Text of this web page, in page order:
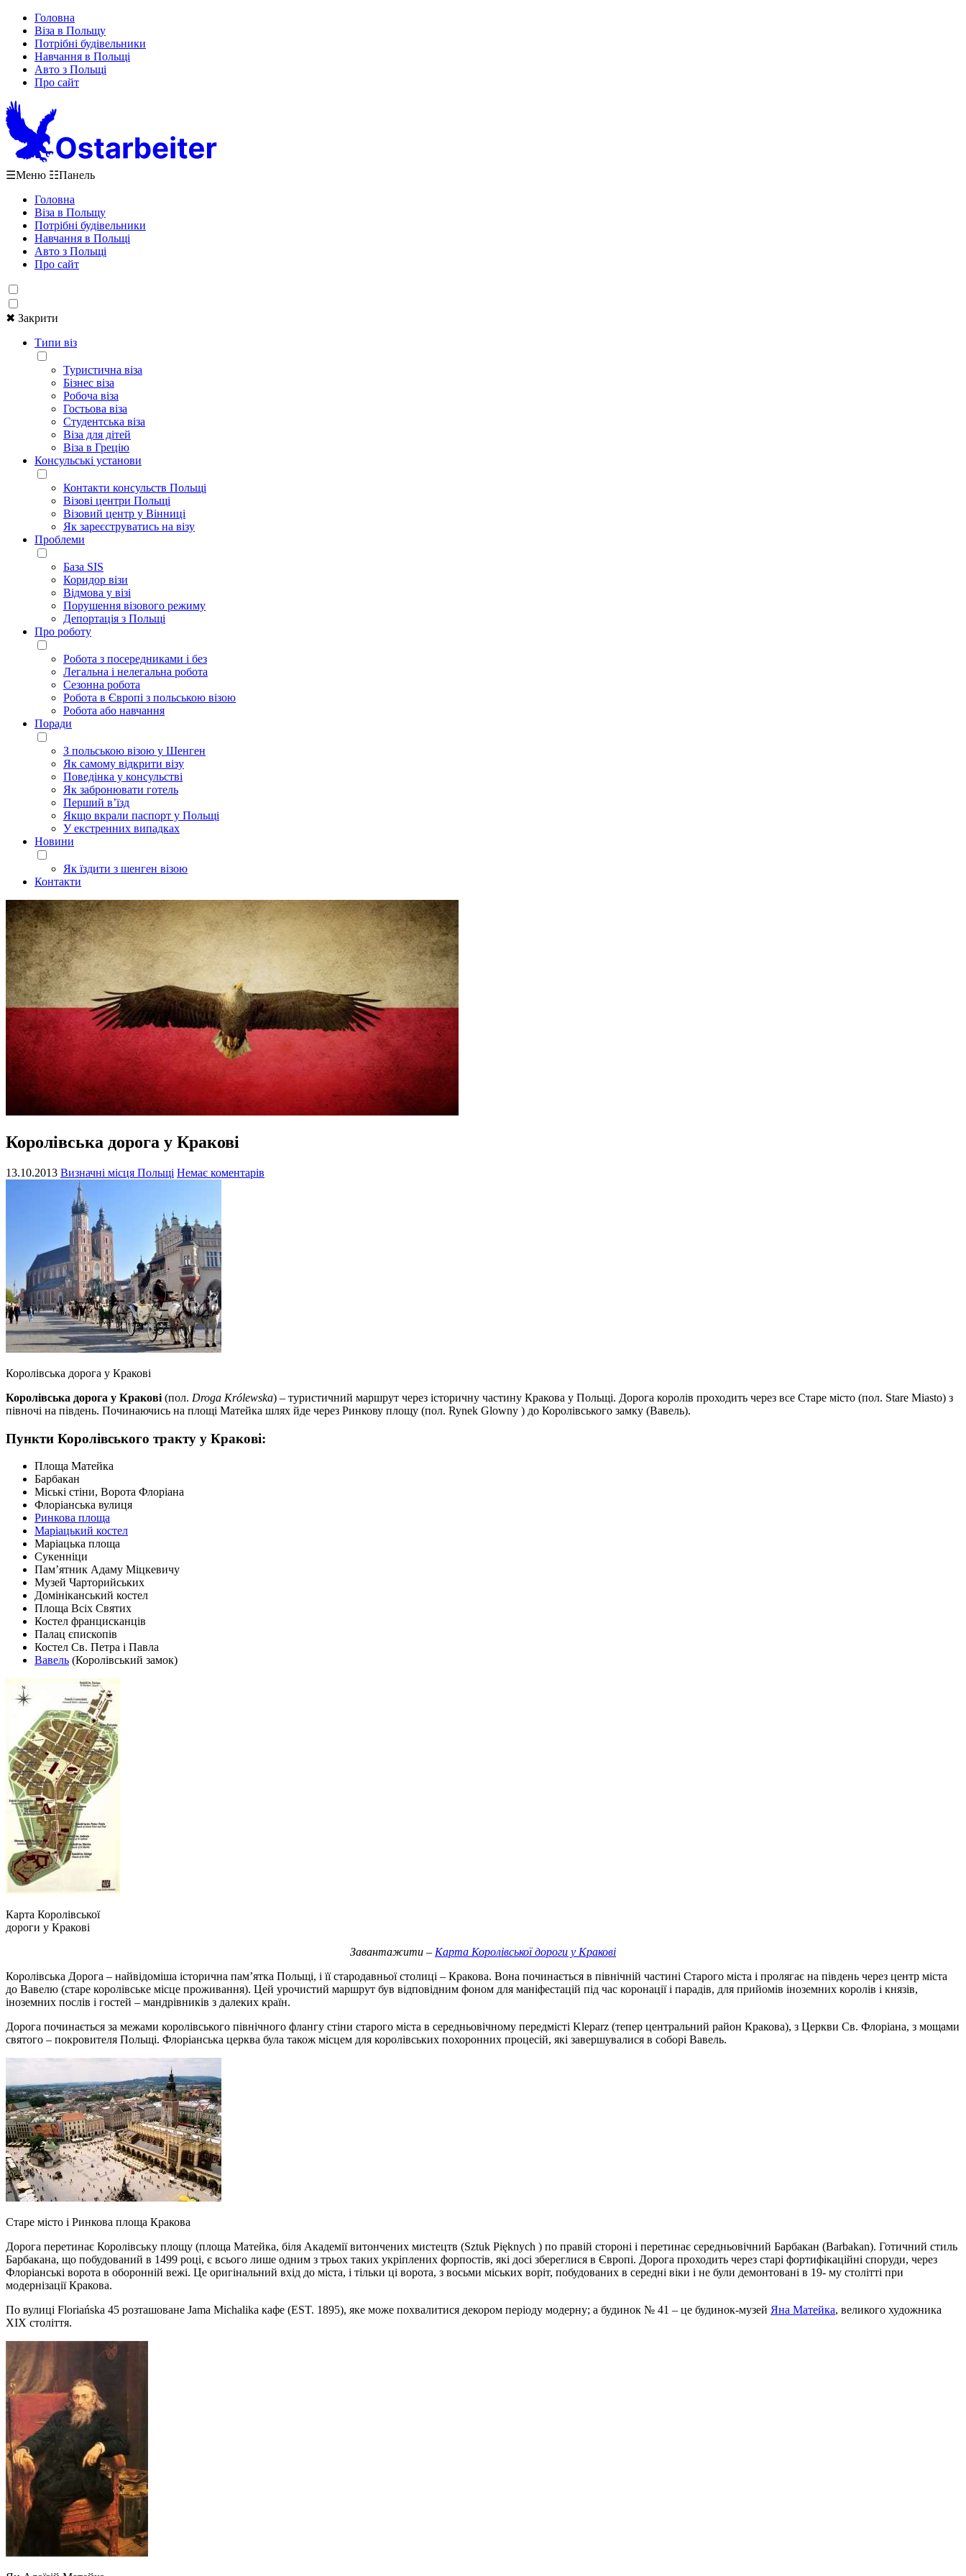
Головна
Віза в Польщу
Потрібні будівельники
Навчання в Польщі
Авто з Польщі
Про сайт
☰Меню ☷Панель
Головна
Віза в Польщу
Потрібні будівельники
Навчання в Польщі
Авто з Польщі
Про сайт
✖ Закрити
Типи віз
Туристична віза
Бізнес віза
Робоча віза
Гостьова віза
Студентська віза
Віза для дітей
Віза в Грецію
Консульські установи
Контакти консульств Польщі
Візові центри Польщі
Візовий центр у Вінниці
Як зареєструватись на візу
Проблеми
База SIS
Коридор візи
Відмова у візі
Порушення візового режиму
Депортація з Польщі
Про роботу
Робота з посередниками і без
Легальна і нелегальна робота
Сезонна робота
Робота в Європі з польською візою
Робота або навчання
Поради
З польською візою у Шенген
Як самому відкрити візу
Поведінка у консульстві
Як забронювати готель
Перший в’їзд
Якщо вкрали паспорт у Польщі
У екстренних випадках
Новини
Як їздити з шенген візою
Контакти
Королівська дорога у Кракові
13.10.2013 Визначні місця Польщі Немає коментарів
Королівська дорога у Кракові
Королівська дорога у Кракові (пол. Droga Królewska) – туристичний маршрут через історичну частину Кракова у Польщі. Дорога королів проходить через все Старе місто (пол. Stare Miasto) з
півночі на південь. Починаючись на площі Матейка шлях йде через Ринкову площу (пол. Rynek Glowny ) до Королівського замку (Вавель).
Пункти Королівського тракту у Кракові:
Площа Матейка
Барбакан
Міські стіни, Ворота Флоріана
Флоріанська вулиця
Ринкова площа
Маріацький костел
Маріацька площа
Сукенніци
Пам’ятник Адаму Міцкевичу
Музей Чарторийських
Домініканський костел
Площа Всіх Святих
Костел францисканців
Палац єпископів
Костел Св. Петра і Павла
Вавель (Королівський замок)
Карта Королівської
дороги у Кракові
Завантажити – Карта Королівської дороги у Кракові
Королівська Дорога – найвідоміша історична пам’ятка Польщі, і її стародавньої столиці – Кракова. Вона починається в північній частині Старого міста і пролягає на південь через центр міста
до Вавелю (старе королівське місце проживання). Цей урочистий маршрут був відповідним фоном для маніфестацій під час коронації і парадів, для прийомів іноземних королів і князів,
іноземних послів і гостей – мандрівників з далеких країн.
Дорога починається за межами королівського північного флангу стіни старого міста в середньовічному передмісті Kleparz (тепер центральний район Кракова), з Церкви Св. Флоріана, з мощами
святого – покровителя Польщі. Флоріанська церква була також місцем для королівських похоронних процесій, які завершувалися в соборі Вавель.
Старе місто і Ринкова площа Кракова
Дорога перетинає Королівську площу (площа Матейка, біля Академії витончених мистецтв (Sztuk Pięknych ) по правій стороні і перетинає середньовічний Барбакан (Barbakan). Готичний стиль
Барбакана, що побудований в 1499 році, є всього лише одним з трьох таких укріплених форпостів, які досі збереглися в Європі. Дорога проходить через старі фортифікаційні споруди, через
Флоріанські ворота в оборонній вежі. Це оригінальний вхід до міста, і тільки ці ворота, з восьми міських воріт, побудованих в середні віки і не були демонтовані в 19- му столітті при
модернізації Кракова.
По вулиці Floriańska 45 розташоване Jama Michalika кафе (EST. 1895), яке може похвалитися декором періоду модерну; а будинок № 41 – це будинок-музей Яна Матейка, великого художника
XIX століття.